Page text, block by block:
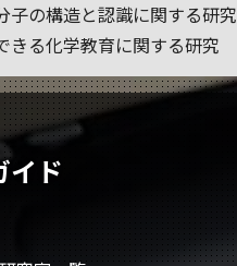
子の構造と認識に関する研究
きる化学教育に関する研究
イド